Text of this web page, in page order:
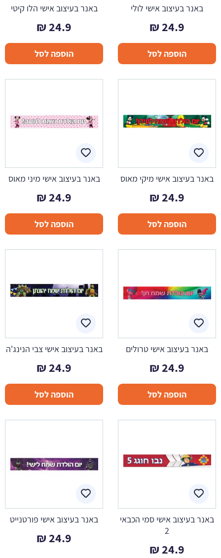
באנר בעיצוב אישי לולי
24.9
₪
הוספה לסל
באנר בעיצוב אישי הלו קיטי
24.9
₪
הוספה לסל
באנר בעיצוב אישי מיקי מאוס
24.9
₪
הוספה לסל
באנר בעיצוב אישי מיני מאוס
24.9
₪
הוספה לסל
באנר בעיצוב אישי טרולים
24.9
₪
הוספה לסל
באנר בעיצוב אישי צבי הנינג'ה
24.9
₪
הוספה לסל
באנר בעיצוב אישי סמי הכבאי
2
24.9
₪
באנר בעיצוב אישי פורטנייט
24.9
₪